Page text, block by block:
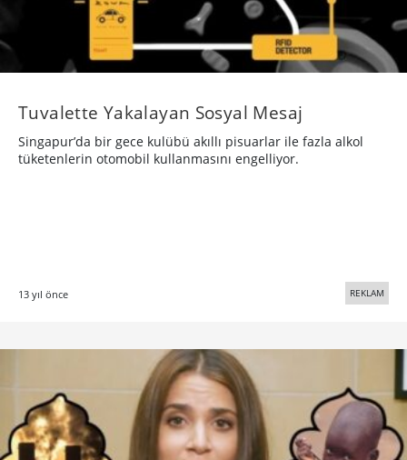
Tuvalette Yakalayan Sosyal Mesaj
Singapur’da bir gece kulübü akıllı pisuarlar ile fazla alkol
tüketenlerin otomobil kullanmasını engelliyor.
13 yıl önce REKLAM